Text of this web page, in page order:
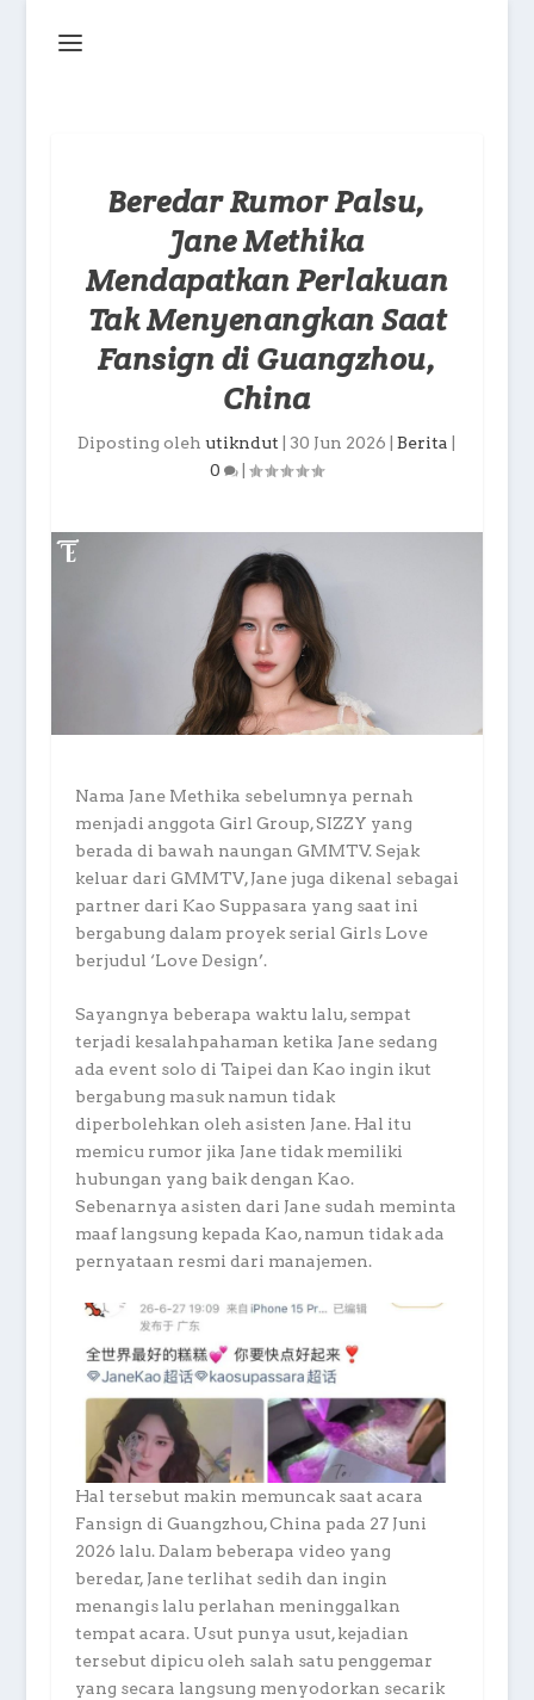
Beredar Rumor Palsu,
Jane Methika
Mendapatkan Perlakuan
Tak Menyenangkan Saat
Fansign di Guangzhou,
China
Diposting olehutikndut 30 Jun 2026 |Berita
0
|
Nama Jane Methika sebelumnya pernah
menjadi anggota Girl Group, SIZZY yang
berada di bawah naungan GMMTV. Sejak
keluar dari GMMTV, Jane juga dikenal sebagai
partner dari Kao Suppasara yang saat ini
bergabung dalam proyek serial Girls Love
berjudul ‘Love Design’.
Sayangnya beberapa waktu lalu, sempat
terjadi kesalahpahaman ketika Jane sedang
ada event solo di Taipei dan Kao ingin ikut
bergabung masuk namun tidak
diperbolehkan oleh asisten Jane. Hal itu
memicu rumor jika Jane tidak memiliki
hubungan yang baik dengan Kao.
Sebenarnya asisten dari Jane sudah meminta
maaf langsung kepada Kao, namun tidak ada
pernyataan resmi dari manajemen.
Hal tersebut makin memuncak saat acara
Fansign di Guangzhou, China pada 27 Juni
2026 lalu. Dalam beberapa video yang
beredar, Jane terlihat sedih dan ingin
menangis lalu perlahan meninggalkan
tempat acara. Usut punya usut, kejadian
tersebut dipicu oleh salah satu penggemar
yang secara langsung menyodorkan secarik